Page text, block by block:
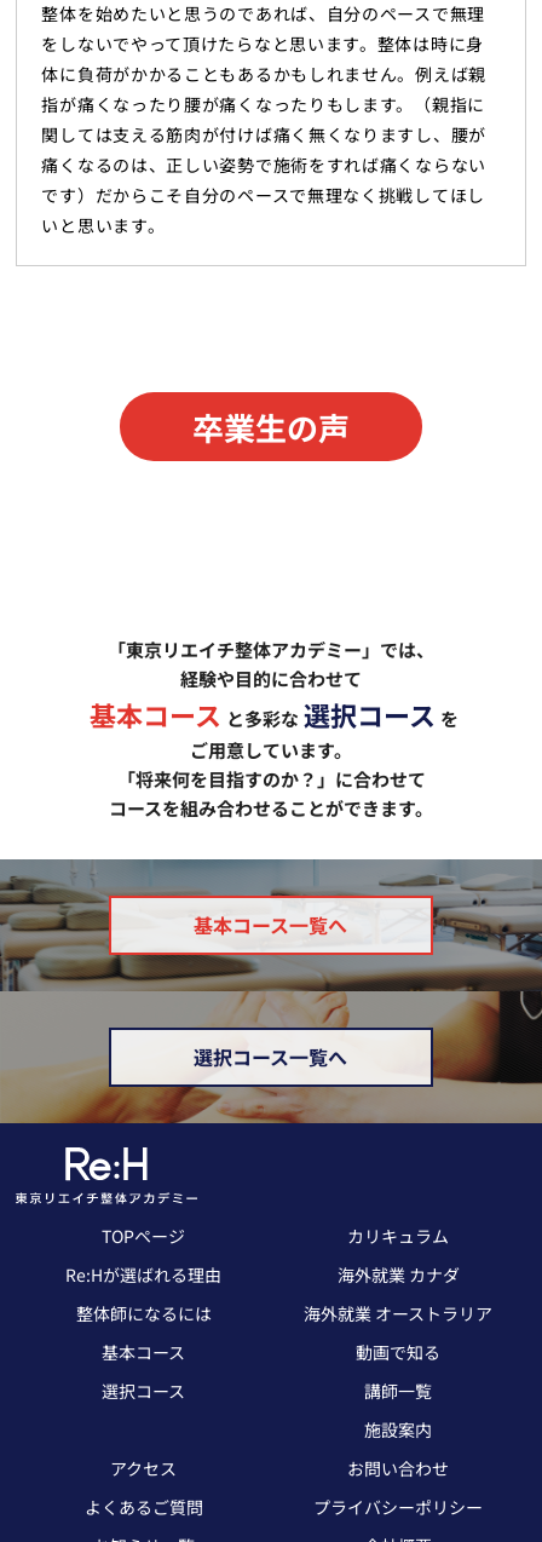
整体を始めたいと思うのであれば、自分のペースで無理
をしないでやって頂けたらなと思います。整体は時に身
体に負荷がかかることもあるかもしれません。例えば親
指が痛くなったり腰が痛くなったりもします。（親指に
関しては支える筋肉が付けば痛く無くなりますし、腰が
痛くなるのは、正しい姿勢で施術をすれば痛くならない
です）だからこそ自分のペースで無理なく挑戦してほし
いと思います。
卒業生の声
「東京リエイチ整体アカデミー」では、
経験や目的に合わせて
基本コース と多彩な 選択コース を
ご用意しています。
「将来何を目指すのか？」に合わせて
コースを組み合わせることができます。
基本コース一覧へ
選択コース一覧へ
TOPページ
Re:Hが選ばれる理由
整体師になるには
基本コース
選択コース
カリキュラム
海外就業 カナダ
海外就業 オーストラリア
動画で知る
講師一覧
施設案内
アクセス
よくあるご質問
お問い合わせ
プライバシーポリシー